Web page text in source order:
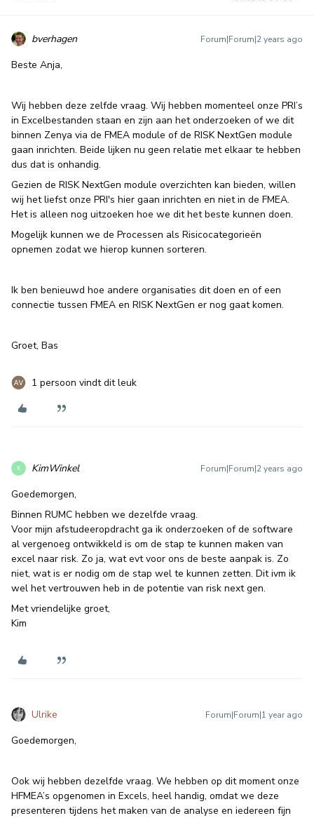
bverhagen Forum|Forum|2 years ago
Beste Anja,
Wij hebben deze zelfde vraag. Wij hebben momenteel onze PRI’s
in Excelbestanden staan en zijn aan het onderzoeken of we dit
binnen Zenya via de FMEA module of de RISK NextGen module
gaan inrichten. Beide lijken nu geen relatie met elkaar te hebben
dus dat is onhandig.
Gezien de RISK NextGen module overzichten kan bieden, willen
wij het liefst onze PRI's hier gaan inrichten en niet in de FMEA.
Het is alleen nog uitzoeken hoe we dit het beste kunnen doen.
Mogelijk kunnen we de Processen als Risicocategorieën
opnemen zodat we hierop kunnen sorteren.
Ik ben benieuwd hoe andere organisaties dit doen en of een
connectie tussen FMEA en RISK NextGen er nog gaat komen.
Groet, Bas
1 persoon vindt dit leuk
K KimWinkel Forum|Forum|2 years ago
Goedemorgen,
Binnen RUMC hebben we dezelfde vraag.
Voor mijn afstudeeropdracht ga ik onderzoeken of de software
al vergenoeg ontwikkeld is om de stap te kunnen maken van
excel naar risk. Zo ja, wat evt voor ons de beste aanpak is. Zo
niet, wat is er nodig om de stap wel te kunnen zetten. Dit ivm ik
wel het vertrouwen heb in de potentie van risk next gen.
Met vriendelijke groet,
Kim
Ulrike Forum|Forum|1 year ago
Goedemorgen,
Ook wij hebben dezelfde vraag. We hebben op dit moment onze
HFMEA’s opgenomen in Excels, heel handig, omdat we deze
presenteren tijdens het maken van de analyse en iedereen fijn